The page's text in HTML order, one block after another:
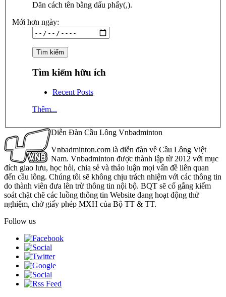
Dãn cách tên bằng dấu phẩy(,).
Mới hơn ngày:
Tìm kiếm hữu ích
Recent Posts
Thêm...
Diễn Đàn Cầu Lông Vnbadminton
Vnbadminton.com là diễn đàn về Cầu Lông Việt
Nam. Vnbadminton được thành lập từ 2012 với mục
đích giao lưu, học hỏi, chia sẻ và thảo luận mọi vấn đề liên quan
đến cầu lông. Chúng tôi sẽ không chịu trách nhiệm với các thông tin
do thành viên đưa lên trừ thông tin nội bộ. BQT sẽ cố gắng kiểm
soát chặt chẽ các luồng thông tin Website đang hoạt động thử
nghiệm, chờ giấy phép MXH của Bộ TT & TT.
Follow us